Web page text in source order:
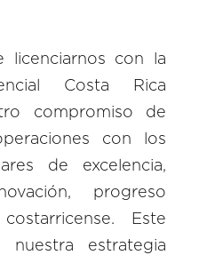
licenciarnos con la
Costa Rica
compromiso de
con los
de excelencia,
progreso
Este
nuestra estrategia